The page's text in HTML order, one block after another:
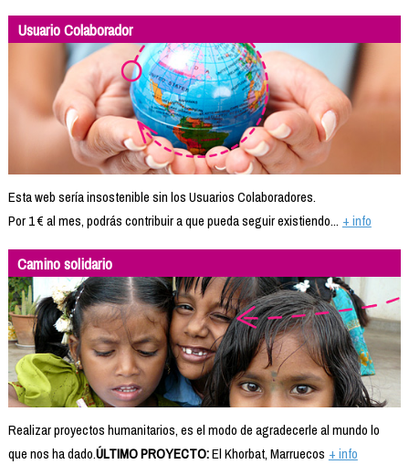
Usuario Colaborador
Esta web sería insostenible sin los Usuarios Colaboradores.
Por 1 € al mes, podrás contribuir a que pueda seguir existiendo... + info
Camino solidario
Realizar proyectos humanitarios, es el modo de agradecerle al mundo lo
que nos ha dado.ÚLTIMO PROYECTO:El Khorbat, Marruecos + info